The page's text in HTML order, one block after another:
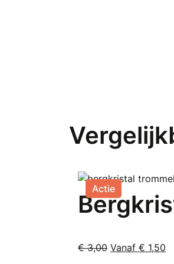
Actie
€3,00 Oorspronkelijke
Vanaf € 1,50